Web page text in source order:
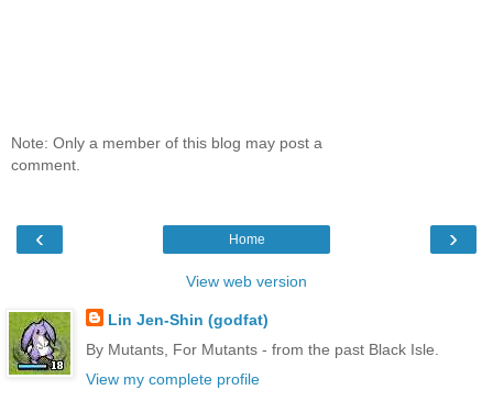
Note: Only a member of this blog may post a
comment.
‹ ›
Home
View web version
Lin Jen-Shin (godfat)
By Mutants, For Mutants - from the past Black Isle.
View my complete profile